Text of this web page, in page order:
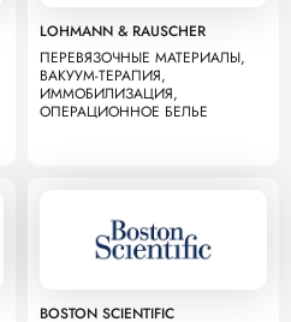
LOHMANN & RAUSCHER
ПЕРЕВЯЗОЧНЫЕ МАТЕРИАЛЫ,
ВАКУУМ-ТЕРАПИЯ,
ИММОБИЛИЗАЦИЯ,
ОПЕРАЦИОННОЕ БЕЛЬЕ
BOSTON SCIENTIFIC